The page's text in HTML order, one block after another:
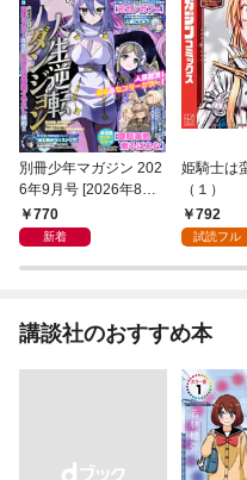
別冊少年マガジン 202
6年9月号 [2026年8月7
日発売]
770
新着
姫騎士は
（１）
792
試読フル
講談社のおすすめ本